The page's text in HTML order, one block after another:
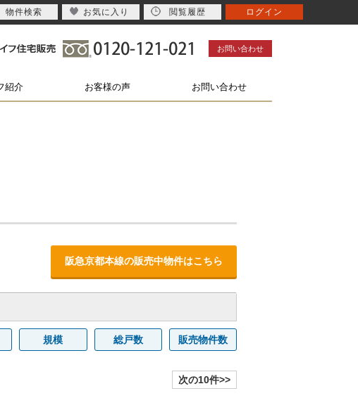
お問い合わせ
紹介 お客様の声 お問い合わせ
阪急京都本線の販売中物件はこちら
規模 総戸数 販売物件数
次の10件>>
物件検索 お気に入り 閲覧履歴 ログイン